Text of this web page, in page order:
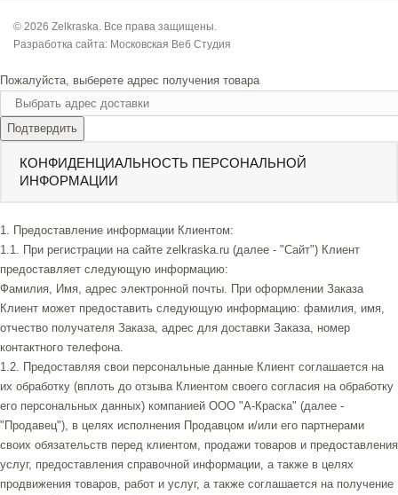
© 2026 Zelkraska. Все права защищены.
Разработка сайта: Московская Веб Студия
Пожалуйста, выберете адрес получения товара
Подтвердить
КОНФИДЕНЦИАЛЬНОСТЬ ПЕРСОНАЛЬНОЙ
ИНФОРМАЦИИ
1. Предоставление информации Клиентом:
1.1. При регистрации на сайте zelkraska.ru (далее - "Сайт") Клиент
предоставляет следующую информацию:
Фамилия, Имя, адрес электронной почты. При оформлении Заказа
Клиент может предоставить следующую информацию: фамилия, имя,
отчество получателя Заказа, адрес для доставки Заказа, номер
контактного телефона.
1.2. Предоставляя свои персональные данные Клиент соглашается на
их обработку (вплоть до отзыва Клиентом своего согласия на обработку
его персональных данных) компанией ООО "А-Краска" (далее -
"Продавец"), в целях исполнения Продавцом и/или его партнерами
своих обязательств перед клиентом, продажи товаров и предоставления
услуг, предоставления справочной информации, а также в целях
продвижения товаров, работ и услуг, а также соглашается на получение